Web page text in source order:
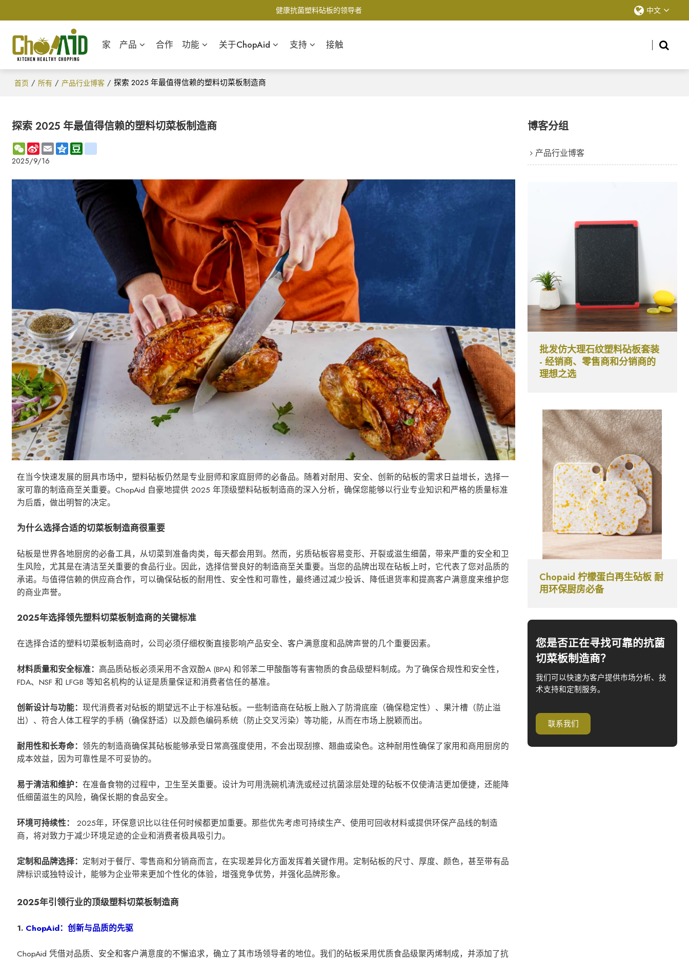
健康抗菌塑料砧板的领导者 中文
家 产品 合作 功能 关于ChopAid 支持 接触
首页 / 所有 / 产品行业博客 / 探索 2025 年最值得信赖的塑料切菜板制造商
探索 2025 年最值得信赖的塑料切菜板制造商
WeChat
Sina
Weibo
EmailQzoneDouban
2025/9/16
在当今快速发展的厨具市场中，塑料砧板仍然是专业厨师和家庭厨师的必备品。随着对耐用、安全、创新的砧板的需求日益增长，选择一
家可靠的制造商至关重要。ChopAid 自豪地提供 2025 年顶级塑料砧板制造商的深入分析，确保您能够以行业专业知识和严格的质量标准
为后盾，做出明智的决定。
为什么选择合适的切菜板制造商很重要
砧板是世界各地厨房的必备工具，从切菜到准备肉类，每天都会用到。然而，劣质砧板容易变形、开裂或滋生细菌，带来严重的安全和卫
生风险，尤其是在清洁至关重要的食品行业。因此，选择信誉良好的制造商至关重要。当您的品牌出现在砧板上时，它代表了您对品质的
承诺。与值得信赖的供应商合作，可以确保砧板的耐用性、安全性和可靠性，最终通过减少投诉、降低退货率和提高客户满意度来维护您
的商业声誉。
2025年选择领先塑料切菜板制造商的关键标准
在选择合适的塑料切菜板制造商时，公司必须仔细权衡直接影响产品安全、客户满意度和品牌声誉的几个重要因素。
材料质量和安全标准： 高品质砧板必须采用不含双酚A (BPA) 和邻苯二甲酸酯等有害物质的食品级塑料制成。为了确保合规性和安全性，
FDA、NSF 和 LFGB 等知名机构的认证是质量保证和消费者信任的基准。
创新设计与功能：现代消费者对砧板的期望远不止于标准砧板。一些制造商在砧板上融入了防滑底座（确保稳定性）、果汁槽（防止溢
出）、符合人体工程学的手柄（确保舒适）以及颜色编码系统（防止交叉污染）等功能，从而在市场上脱颖而出。
耐用性和长寿命：领先的制造商确保其砧板能够承受日常高强度使用，不会出现刮擦、翘曲或染色。这种耐用性确保了家用和商用厨房的
成本效益，因为可靠性是不可妥协的。
易于清洁和维护：在准备食物的过程中，卫生至关重要。设计为可用洗碗机清洗或经过抗菌涂层处理的砧板不仅使清洁更加便捷，还能降
低细菌滋生的风险，确保长期的食品安全。
环境可持续性：
2025年，环保意识比以往任何时候都更加重要。那些优先考虑可持续生产、使用可回收材料或提供环保产品线的制造
商，将对致力于减少环境足迹的企业和消费者极具吸引力。
定制和品牌选择：定制对于餐厅、零售商和分销商而言，在实现差异化方面发挥着关键作用。定制砧板的尺寸、厚度、颜色，甚至带有品
牌标识或独特设计，能够为企业带来更加个性化的体验，增强竞争优势，并强化品牌形象。
2025年引领行业的顶级塑料切菜板制造商
1. ChopAid：创新与品质的先驱
ChopAid 凭借对品质、安全和客户满意度的不懈追求，确立了其市场领导者的地位。我们的砧板采用优质食品级聚丙烯制成，并添加了抗
博客分组
产品行业博客
批发仿大理石纹塑料砧板套装
- 经销商、零售商和分销商的
理想之选
Chopaid 柠檬蛋白再生砧板 耐
用环保厨房必备
您是否正在寻找可靠的抗菌
切菜板制造商？
我们可以快速为客户提供市场分析、技
术支持和定制服务。
联系我们